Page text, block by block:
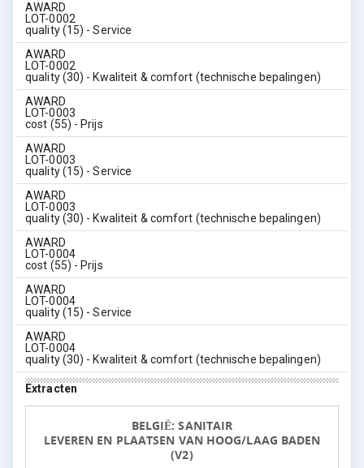
AWARD
LOT-0002
quality (15) - Service
AWARD
LOT-0002
quality (30) - Kwaliteit & comfort (technische bepalingen)
AWARD
LOT-0003
cost (55) - Prijs
AWARD
LOT-0003
quality (15) - Service
AWARD
LOT-0003
quality (30) - Kwaliteit & comfort (technische bepalingen)
AWARD
LOT-0004
cost (55) - Prijs
AWARD
LOT-0004
quality (15) - Service
AWARD
LOT-0004
quality (30) - Kwaliteit & comfort (technische bepalingen)
Extracten
BELGIË: SANITAIR
LEVEREN EN PLAATSEN VAN HOOG/LAAG BADEN
(V2)